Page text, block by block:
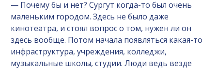
— Почему бы и нет? Сургут когда-то был очень
маленьким городом. Здесь не было даже
кинотеатра, и стоял вопрос о том, нужен ли он
здесь вообще. Потом начала появляться какая-то
инфраструктура, учреждения, колледжи,
музыкальные школы, студии. Люди ведь везде